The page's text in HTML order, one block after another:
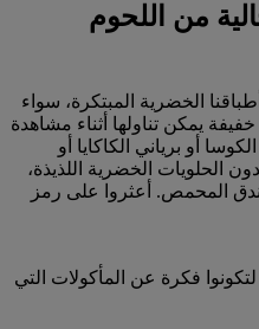
من اللحوم
الخضرية المبتكرة، سواء
يمكن تناولها أثناء مشاهدة
أو برياني الكاكايا أو
الحلويات الخضرية اللذيذة،
المحمص. أعثروا على رمز
فكرة عن المأكولات التي